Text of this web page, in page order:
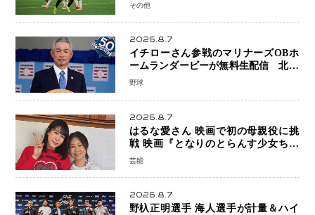
その他
2026.8.7
イチローさん参戦のマリナーズOBホ
ームランダービーが無料生配信 北米
ならではの“魅せる興行”に世界が注目
野球
2026.8.7
はるな愛さん 映画で初の母親役に挑
戦 映画『となりのとらんす少女ちゃ
ん』11月7日公開 未来の自分との対話
芸能
2026.8.7
野杁正明選手 海人選手が計量＆ハイ